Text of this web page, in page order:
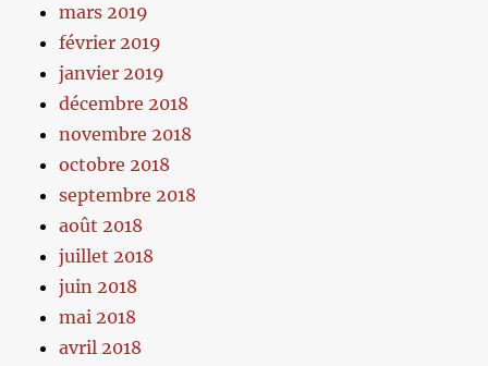
mars 2019
février 2019
janvier 2019
décembre 2018
novembre 2018
octobre 2018
septembre 2018
août 2018
juillet 2018
juin 2018
mai 2018
avril 2018